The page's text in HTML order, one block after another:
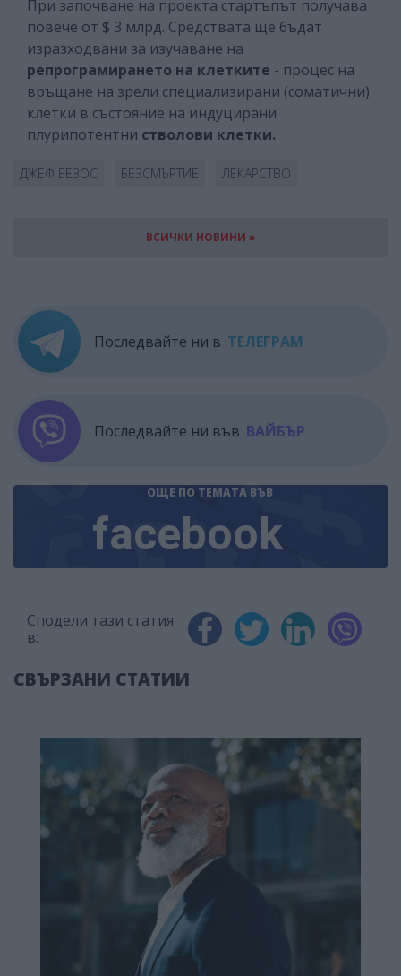
При започване на проекта стартъпът получава
повече от $ 3 млрд. Средствата ще бъдат
изразходвани за изучаване на
репрограмирането на клетките - процес на
връщане на зрели специализирани (соматични)
клетки в състояние на индуцирани
плурипотентни стволови клетки.
ДЖЕФ БЕЗОС БЕЗСМЪРТИЕ ЛЕКАРСТВО
ВСИЧКИ НОВИНИ »
Последвайте ни в ТЕЛЕГРАМ
Последвайте ни във ВАЙБЪР
ОЩЕ ПО ТЕМАТА ВЪВ
facebook
Сподели тази статия
в:
СВЪРЗАНИ СТАТИИ